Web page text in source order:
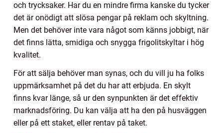
och trycksaker. Har du en mindre firma kanske du tycker
det är onödigt att slösa pengar på reklam och skyltning.
Men det behöver inte vara något som känns jobbigt, när
det finns lätta, smidiga och snygga frigolitskyltar i hög
kvalitet.
För att sälja behöver man synas, och du vill ju ha folks
uppmärksamhet på det du har att erbjuda. En skylt
finns kvar länge, så ur den synpunkten är det effektiv
marknadsföring. Du kan välja att ha den på husväggen
eller på ett staket, eller rentav på taket.